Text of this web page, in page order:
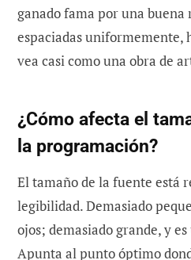
ganado fama por una buena
espaciadas uniformemente,
vea casi como una obra de
¿Cómo afecta el
la programación?
El tamaño de la fuente está
legibilidad. Demasiado
ojos; demasiado grande, y
Apunta al punto óptimo